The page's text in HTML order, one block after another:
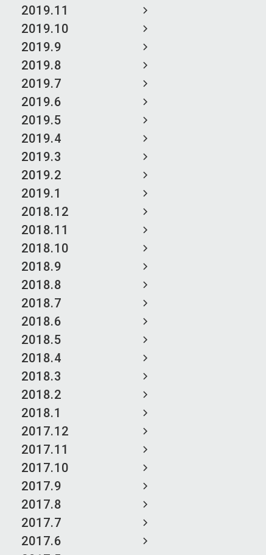
2019.11
2019.10
2019.9
2019.8
2019.7
2019.6
2019.5
2019.4
2019.3
2019.2
2019.1
2018.12
2018.11
2018.10
2018.9
2018.8
2018.7
2018.6
2018.5
2018.4
2018.3
2018.2
2018.1
2017.12
2017.11
2017.10
2017.9
2017.8
2017.7
2017.6